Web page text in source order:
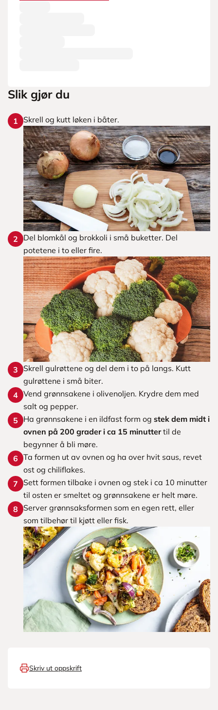
Slik gjør du
1 Skrell og kutt løken i båter.
2
Del blomkål og brokkoli i små buketter. Del
potetene i to eller fire.
3
Skrell gulrøttene og del dem i to på langs. Kutt
gulrøttene i små biter.
4 Vend grønnsakene i olivenoljen. Krydre dem med
salt og pepper.
5
Ha grønnsakene i en ildfast form og stek dem midt i
ovnen på 200 grader i ca 15 minuttertil de
begynner å bli møre.
6 Ta formen ut av ovnen og ha over hvit saus, revet
ost og chiliflakes.
7
Sett formen tilbake i ovnen og stek i ca 10 minutter
til osten er smeltet og grønnsakene er helt møre.
8
Server grønnsaksformen som en egen rett, eller
som tilbehør til kjøtt eller fisk.
Skriv ut oppskrift